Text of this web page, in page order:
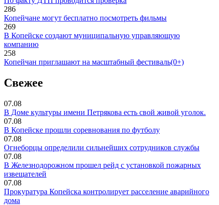
286
Копейчане могут бесплатно посмотреть фильмы
269
В Копейске создают муниципальную управляющую
компанию
258
Копейчан приглашают на масштабный фестиваль(0+)
Свежее
07.08
В Доме культуры имени Петрякова есть свой живой уголок.
07.08
В Копейске прошли соревнования по футболу
07.08
Огнеборцы определили сильнейших сотрудников службы
07.08
В Железнодорожном прошел рейд с установкой пожарных
извещателей
07.08
Прокуратура Копейска контролирует расселение аварийного
дома